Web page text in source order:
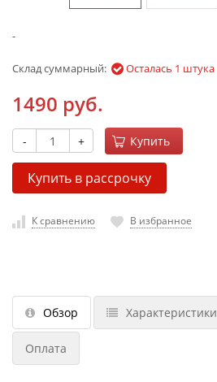
-
Склад суммарный: Осталась 1 штука
1490 руб.
- + Купить
Купить в рассрочку
К сравнению В избранное
Обзор Характеристики
Оплата